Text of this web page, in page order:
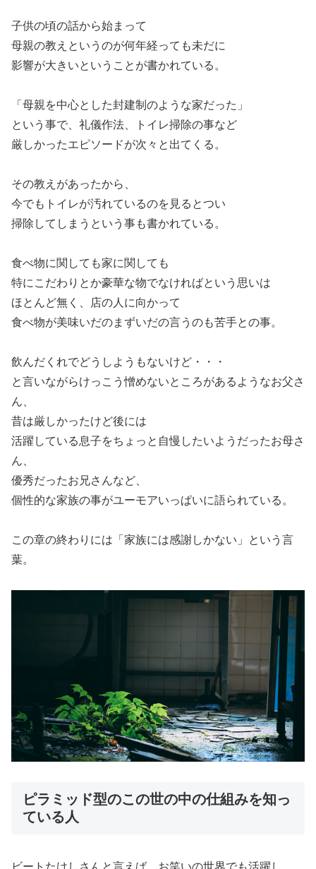
子供の頃の話から始まって
母親の教えというのが何年経っても未だに
影響が大きいということが書かれている。
「母親を中心とした封建制のような家だった」
という事で、礼儀作法、トイレ掃除の事など
厳しかったエピソードが次々と出てくる。
その教えがあったから、
今でもトイレが汚れているのを見るとつい
掃除してしまうという事も書かれている。
食べ物に関しても家に関しても
特にこだわりとか豪華な物でなければという思いは
ほとんど無く、店の人に向かって
食べ物が美味いだのまずいだの言うのも苦手との事。
飲んだくれでどうしようもないけど・・・
と言いながらけっこう憎めないところがあるようなお父さ
ん、
昔は厳しかったけど後には
活躍している息子をちょっと自慢したいようだったお母さ
ん、
優秀だったお兄さんなど、
個性的な家族の事がユーモアいっぱいに語られている。
この章の終わりには「家族には感謝しかない」という言
葉。
ピラミッド型のこの世の中の仕組みを知っ
ている人